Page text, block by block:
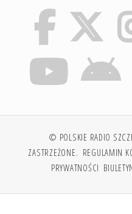
© POLSKIE RADIO
ZASTRZEŻONE. REGULAMIN
PRYWATNOŚCI